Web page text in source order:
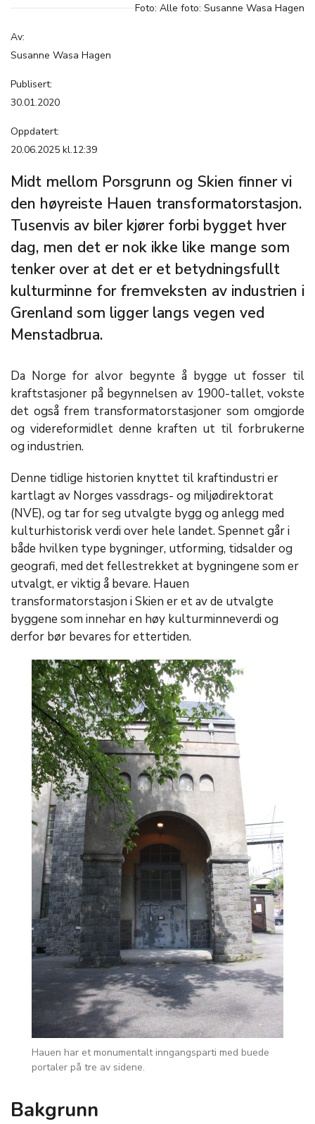
Foto: Alle foto: Susanne Wasa Hagen
Av:
Susanne Wasa Hagen
Publisert:
30.01.2020
Oppdatert:
20.06.2025 kl.12:39
Midt mellom Porsgrunn og Skien finner vi
den høyreiste Hauen transformatorstasjon.
Tusenvis av biler kjører forbi bygget hver
dag, men det er nok ikke like mange som
tenker over at det er et betydningsfullt
kulturminne for fremveksten av industrien i
Grenland som ligger langs vegen ved
Menstadbrua.
Da Norge for alvor begynte å bygge ut fosser til
kraftstasjoner på begynnelsen av 1900-tallet, vokste
det også frem transformatorstasjoner som omgjorde
og videreformidlet denne kraften ut til forbrukerne
og industrien.
Denne tidlige historien knyttet til kraftindustri er
kartlagt av Norges vassdrags- og miljødirektorat
(NVE), og tar for seg utvalgte bygg og anlegg med
kulturhistorisk verdi over hele landet. Spennet går i
både hvilken type bygninger, utforming, tidsalder og
geografi, med det fellestrekket at bygningene som er
utvalgt, er viktig å bevare. Hauen
transformatorstasjon i Skien er et av de utvalgte
byggene som innehar en høy kulturminneverdi og
derfor bør bevares for ettertiden.
Hauen har et monumentalt inngangsparti med buede
portaler på tre av sidene.
Bakgrunn